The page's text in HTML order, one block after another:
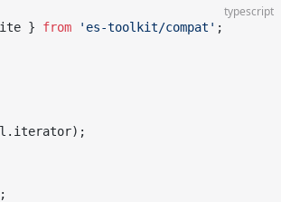
typescript
} from 'es-toolkit/compat' ;